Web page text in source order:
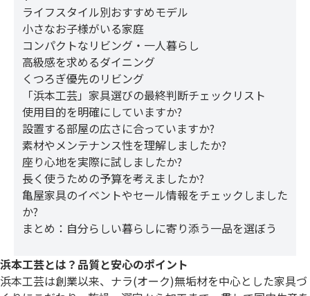
ライフスタイル別おすすめモデル
小さなお子様がいる家庭
コンパクトなリビング・一人暮らし
高級感を求めるダイニング
くつろぎ優先のリビング
「浜本工芸」家具選びの最終判断チェックリスト
使用目的を明確にしていますか?
設置する部屋の広さに合っていますか?
素材やメンテナンス性を理解しましたか?
座り心地を実際に試しましたか?
長く使うための予算を考えましたか?
亀屋家具のイベントやセール情報をチェックしました
か?
まとめ：自分らしい暮らしに寄り添う一品を選ぼう
浜本工芸とは？品質と安心のポイント
浜本工芸は創業以来、ナラ(オーク)無垢材を中心とした家具づ